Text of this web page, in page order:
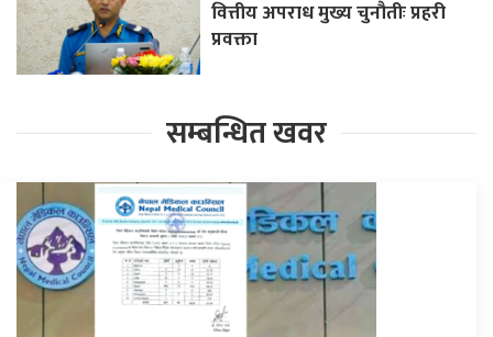
वित्तीय अपराध मुख्य चुनौतीः प्रहरी
प्रवक्ता
सम्बन्धित खवर